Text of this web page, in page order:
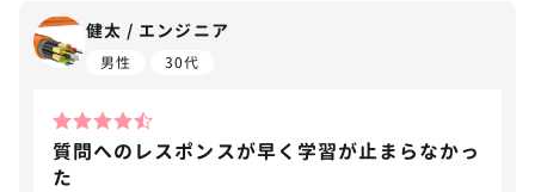
健太 / エンジニア
男性 30代
質問へのレスポンスが早く学習が止まらなかっ
た